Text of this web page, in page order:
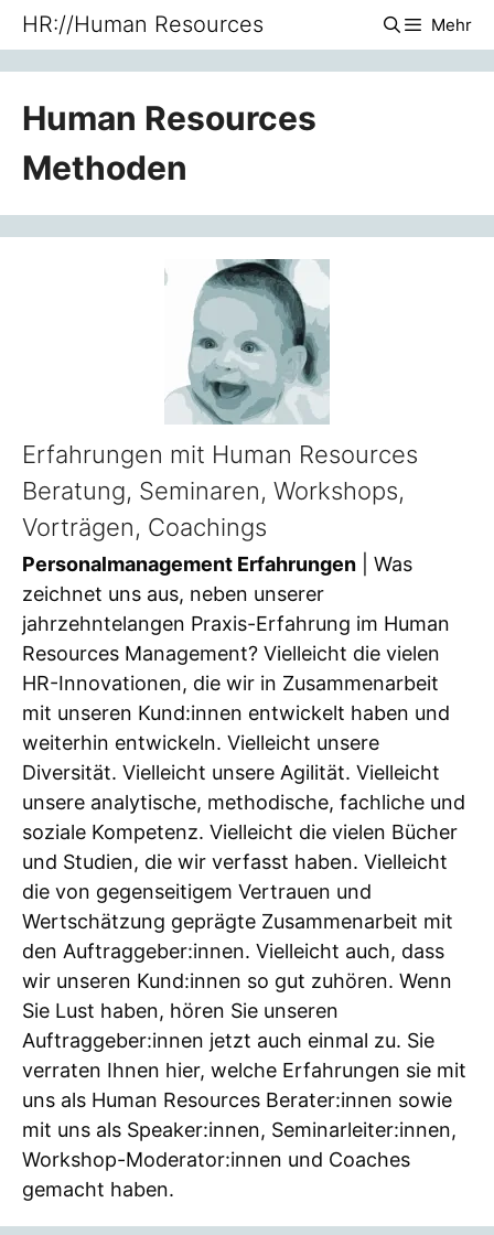
Zum
springen
HR://Human Resources Mehr
Human Resources
Methoden
Erfahrungen mit Human Resources
Beratung, Seminaren, Workshops,
Vorträgen, Coachings
Personalmanagement Erfahrungen | Was
zeichnet uns aus, neben unserer
jahrzehntelangen Praxis-Erfahrung im Human
Resources Management? Vielleicht die vielen
HR-Innovationen, die wir in Zusammenarbeit
mit unseren Kund:innen entwickelt haben und
weiterhin entwickeln. Vielleicht unsere
Diversität. Vielleicht unsere Agilität. Vielleicht
unsere analytische, methodische, fachliche und
soziale Kompetenz. Vielleicht die vielen Bücher
und Studien, die wir verfasst haben. Vielleicht
die von gegenseitigem Vertrauen und
Wertschätzung geprägte Zusammenarbeit mit
den Auftraggeber:innen. Vielleicht auch, dass
wir unseren Kund:innen so gut zuhören. Wenn
Sie Lust haben, hören Sie unseren
Auftraggeber:innen jetzt auch einmal zu. Sie
verraten Ihnen hier, welche Erfahrungen sie mit
uns als Human Resources Berater:innen sowie
mit uns als Speaker:innen, Seminarleiter:innen,
Workshop-Moderator:innen und Coaches
gemacht haben.